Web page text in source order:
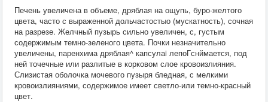
Печень увеличена в объеме, дряблая на ощупь, буро-желтого
цвета, часто с выраженной дольчастостыо (мускатность), сочная
на разрезе. Желчный пузырь сильно увеличен, с, густым
содержимым темно-зеленого цвета. Почки незначительно
увеличены, паренхима дряблая^ капсулаi лепоГснймается, под
ней точечные или разлитые в корковом слое кровоизлияния.
Слизистая оболочка мочевого пузыря бледная, с мелкими
кровоизлияниями, содержимое имеет светло-или темно-красный
цвет.